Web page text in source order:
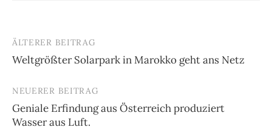
Beitrags-
Navigation
ÄLTERER BEITRAG
Weltgrößter Solarpark in Marokko geht ans Netz
NEUERER BEITRAG
Geniale Erfindung aus Österreich produziert
Wasser aus Luft.